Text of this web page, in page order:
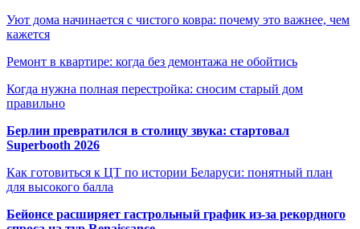
Уют дома начинается с чистого ковра: почему это важнее, чем
кажется
Ремонт в квартире: когда без демонтажа не обойтись
Когда нужна полная перестройка: сносим старый дом
правильно
Берлин превратился в столицу звука: стартовал
Superbooth 2026
Как готовиться к ЦТ по истории Беларуси: понятный план
для высокого балла
Бейонсе расширяет гастрольный график из-за рекордного